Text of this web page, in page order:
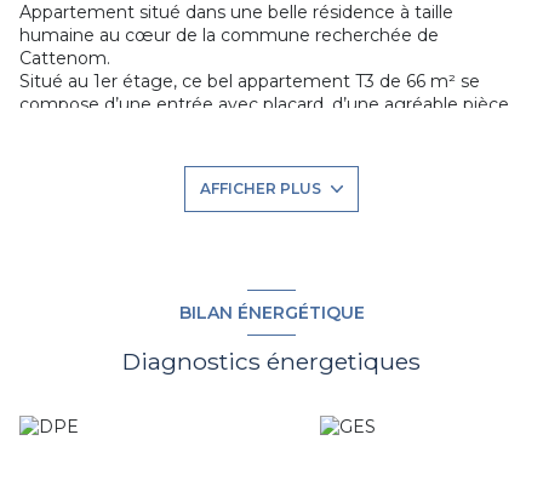
Appartement situé dans une belle résidence à taille
humaine au cœur de la commune recherchée de
Cattenom.
Situé au 1er étage, ce bel appartement T3 de 66 m² se
compose d’une entrée avec placard, d’une agréable pièce
L’espace nuit offre deux chambres de belles dimensions, un
WC séparé ainsi qu’une salle de bain.
L’appartement est vendu avec une place de parking
AFFICHER PLUS
BILAN ÉNERGÉTIQUE
Diagnostics énergetiques